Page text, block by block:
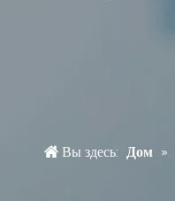
Вы здесь: Дом »